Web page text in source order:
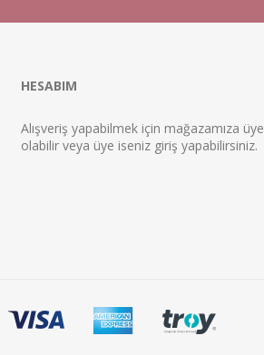
HESABIM
Alışveriş yapabilmek için mağazamıza üye
olabilir veya üye iseniz giriş yapabilirsiniz.